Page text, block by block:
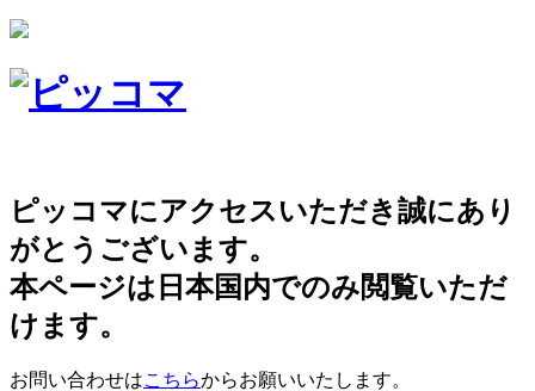
ピッコマにアクセスいただき誠にあり
がとうございます。
本ページは日本国内でのみ閲覧いただ
けます。
お問い合わせはこちらからお願いいたします。